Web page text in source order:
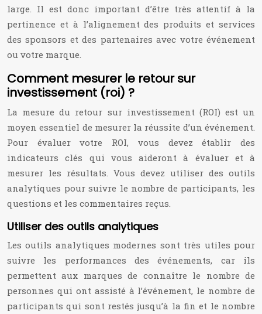
large. Il est donc important d’être très attentif à la
pertinence et à l’alignement des produits et services
des sponsors et des partenaires avec votre événement
ou votre marque.
Comment mesurer le retour sur
investissement (roi) ?
La mesure du retour sur investissement (ROI) est un
moyen essentiel de mesurer la réussite d’un événement.
Pour évaluer votre ROI, vous devez établir des
indicateurs clés qui vous aideront à évaluer et à
mesurer les résultats. Vous devez utiliser des outils
analytiques pour suivre le nombre de participants, les
questions et les commentaires reçus.
Utiliser des outils analytiques
Les outils analytiques modernes sont très utiles pour
suivre les performances des événements, car ils
permettent aux marques de connaître le nombre de
personnes qui ont assisté à l’événement, le nombre de
participants qui sont restés jusqu’à la fin et le nombre